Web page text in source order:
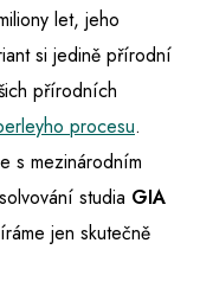
let, jeho
si jedině přírodní
přírodních
procesu.
s mezinárodním
studia GIA
jen skutečně